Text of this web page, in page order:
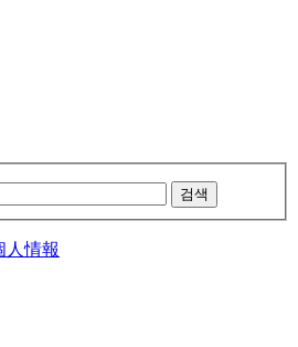
검색
人情報